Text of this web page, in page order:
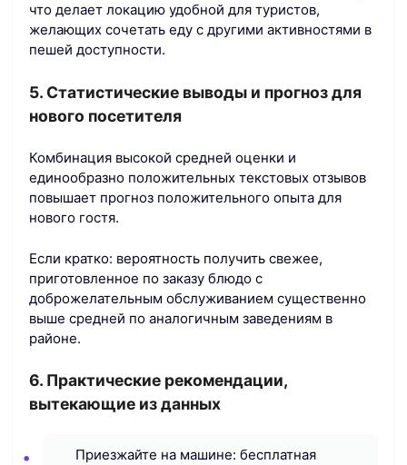
что делает локацию удобной для туристов,
желающих сочетать еду с другими активностями в
пешей доступности.
5. Статистические выводы и прогноз для
нового посетителя
Комбинация высокой средней оценки и
единообразно положительных текстовых отзывов
повышает прогноз положительного опыта для
нового гостя.
Если кратко: вероятность получить свежее,
приготовленное по заказу блюдо с
доброжелательным обслуживанием существенно
выше средней по аналогичным заведениям в
районе.
6. Практические рекомендации,
вытекающие из данных
Приезжайте на машине: бесплатная